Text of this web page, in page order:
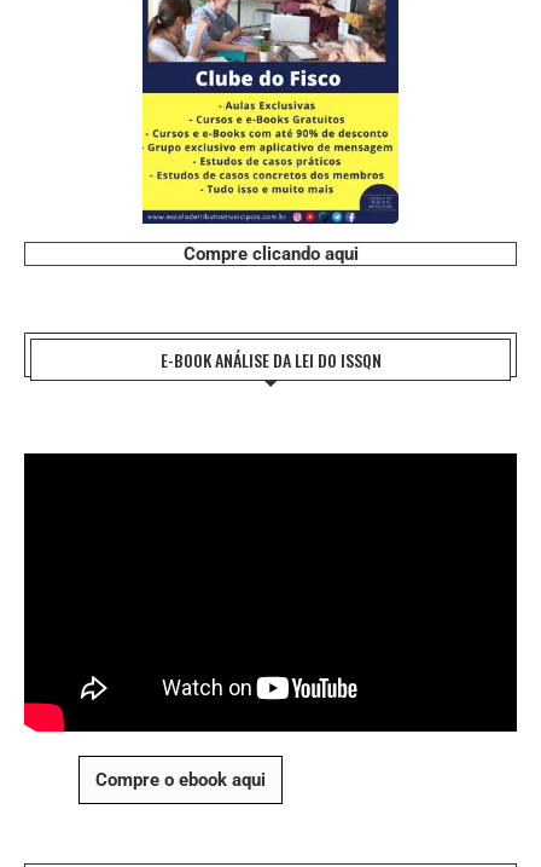
Compre clicando aqui
E-BOOK ANÁLISE DA LEI DO ISSQN
Compre o ebook aqui